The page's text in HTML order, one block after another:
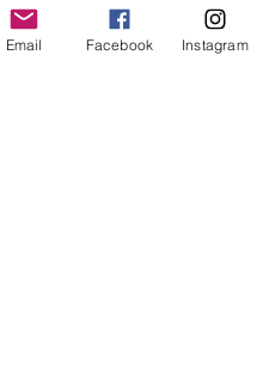
Email Facebook Instagram